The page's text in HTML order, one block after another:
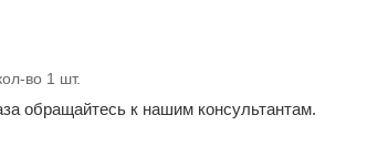
во 1 шт.
обращайтесь к нашим консультантам.